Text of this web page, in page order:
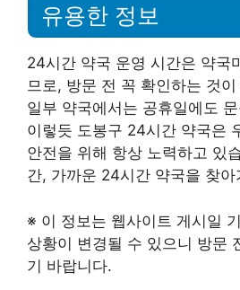
유용한 정보
24시간 약국 운영 시간은 약국
므로, 방문 전 꼭 확인하는 것
일부 약국에서는 공휴일에도
이렇듯 도봉구 24시간 약국은
안전을 위해 항상 노력하고 있
간, 가까운 24시간 약국을 찾아
※ 이 정보는 웹사이트 게시일
상황이 변경될 수 있으니 방문
기 바랍니다.